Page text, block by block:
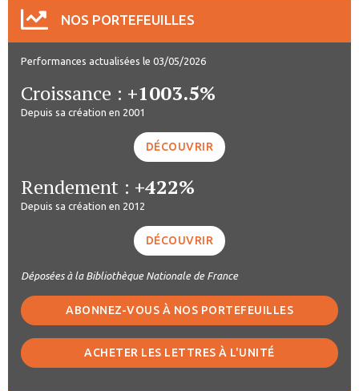
NOS PORTEFEUILLES
Performances actualisées le 03/05/2026
Croissance : +1003.5%
Depuis sa création en 2001
DÉCOUVRIR
Rendement : +422%
Depuis sa création en 2012
DÉCOUVRIR
Déposées à la Bibliothèque Nationale de France
ABONNEZ-VOUS À NOS PORTEFEUILLES
ACHETER LES LETTRES À L'UNITÉ